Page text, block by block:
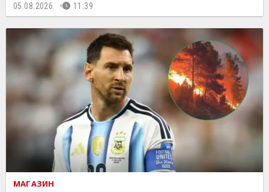
05.08.2026. 11:39
МАГАЗИН